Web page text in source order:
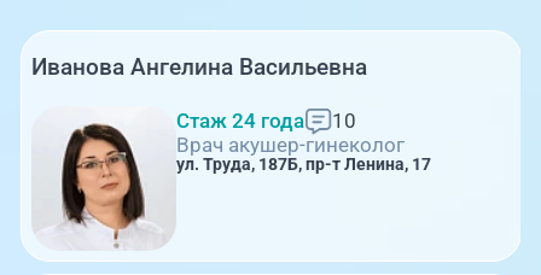
Иванова Ангелина Васильевна
Стаж 24 года
10
Врач акушер-гинеколог
ул. Труда, 187Б, пр-т Ленина, 17